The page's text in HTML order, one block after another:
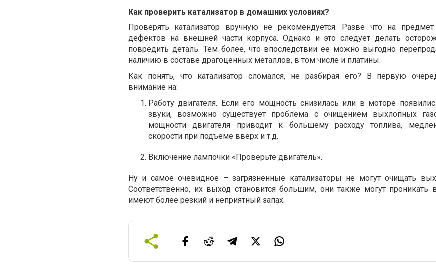
Как проверить катализатор в домашних условиях?
Проверять катализатор вручную не рекомендуется. Разве что на
дефектов на внешней части корпуса. Однако и это следует делать
повредить деталь. Тем более, что впоследствии ее можно выгодно
наличию в составе драгоценных металлов, в том числе и платины.
Как понять, что катализатор сломался, не разбирая его? В первую
внимание на:
Работу двигателя. Если его мощность снизилась или в моторе
звуки, возможно существует проблема с очищением выхлопных
мощности двигателя приводит к большему расходу топлива,
скорости при подъеме вверх и т.д.
Включение лампочки «Проверьте двигатель».
Ну и самое очевидное – загрязненные катализаторы не могут очищать
Соответственно, их выход становится большим, они также могут проникать
имеют более резкий и неприятный запах.